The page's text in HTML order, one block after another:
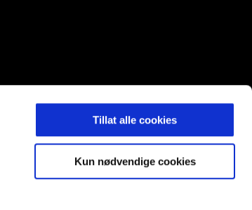
Tillat alle cookies
Kun nødvendige cookies